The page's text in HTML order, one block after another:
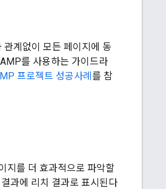
계없이 모든 페이지에 동
를 사용하는 가이드라
프로젝트 성공사례 를 참
지를 더 효과적으로 파악할
과에 리치 결과로 표시된다